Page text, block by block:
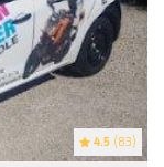
4.5 (83)